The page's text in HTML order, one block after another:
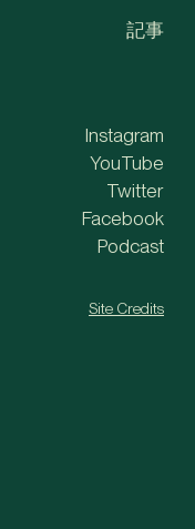
記事
Instagram
YouTube
Twitter
Facebook
Podcast
Site Credits